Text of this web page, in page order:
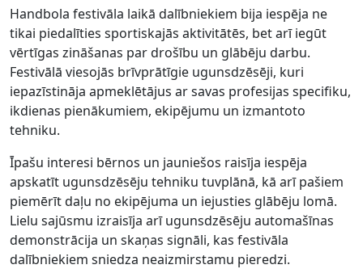
Handbola festivāla laikā dalībniekiem bija iespēja ne
tikai piedalīties sportiskajās aktivitātēs, bet arī iegūt
vērtīgas zināšanas par drošību un glābēju darbu.
Festivālā viesojās brīvprātīgie ugunsdzēsēji, kuri
iepazīstināja apmeklētājus ar savas profesijas specifiku,
ikdienas pienākumiem, ekipējumu un izmantoto
tehniku.
Īpašu interesi bērnos un jauniešos raisīja iespēja
apskatīt ugunsdzēsēju tehniku tuvplānā, kā arī pašiem
piemērīt daļu no ekipējuma un iejusties glābēju lomā.
Lielu sajūsmu izraisīja arī ugunsdzēsēju automašīnas
demonstrācija un skaņas signāli, kas festivāla
dalībniekiem sniedza neaizmirstamu pieredzi.